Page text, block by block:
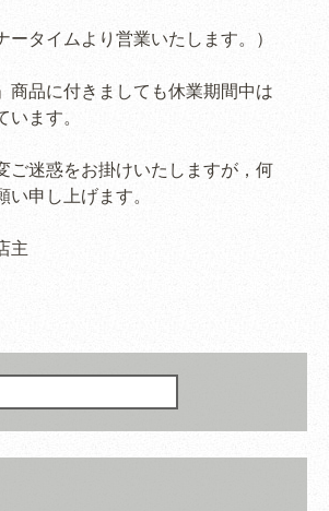
ータイムより営業いたします。）
商品に付きましても休業期間中は
ます。
ご迷惑をお掛けいたしますが，何
申し上げます。
主